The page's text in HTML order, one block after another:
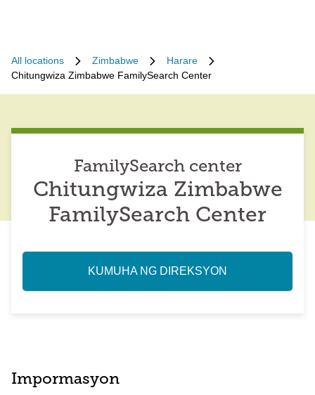
All locations Zimbabwe
Harare
Chitungwiza Zimbabwe FamilySearch Center
FamilySearch center
Chitungwiza Zimbabwe
FamilySearch Center
KUMUHA NG DIREKSYON
Impormasyon